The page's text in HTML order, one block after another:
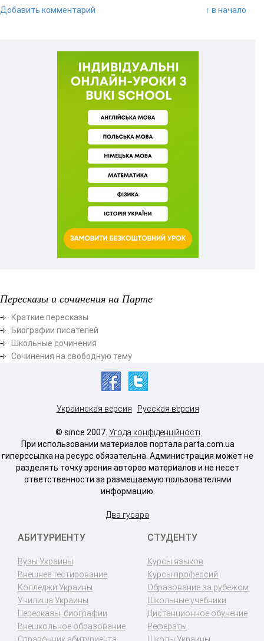
Добавить комментарий ↑ в начало
Пересказы и сочинения на Парте
Краткие пересказы
Биографии писателей
Школьные сочинения
Сочинения на свободную тему
Украинская версия Русская версия
© since 2007. Угода конфіденційності
При использовании материалов портала parta.com.ua
гиперссылка на ресурс обязательна. Администрация может не
разделять точку зрения авторов материалов и не несет
ответственности за размещаемую пользователями
информацию.
Два гусара
АБИТУРИЕНТУ
Вузы Украины
Внешнее тестирование
Колледжи Украины
Училища Украины
Пересказы, биографии
Внешкольное образование
Справочник абитуриента
СТУДЕНТУ
Курсы языков
Курсы профессий
Образование за рубежом
Школьные учебники
Дистанционное обучение
Рефераты
Школы Украины